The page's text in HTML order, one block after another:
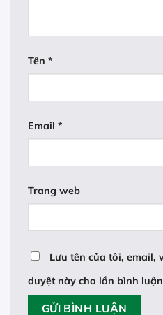
Tên *
Email *
Trang web
Lưu tên của tôi,
duyệt này cho lần bình